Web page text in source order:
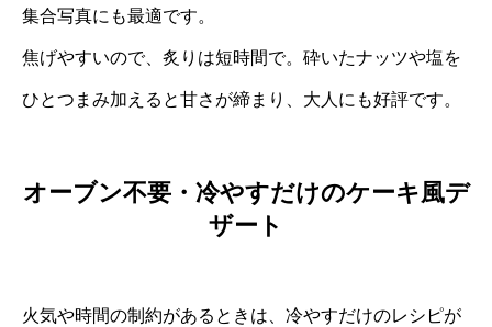
集合写真にも最適です。
焦げやすいので、炙りは短時間で。砕いたナッツや塩を
ひとつまみ加えると甘さが締まり、大人にも好評です。
オーブン不要・冷やすだけのケーキ風デ
ザート
火気や時間の制約があるときは、冷やすだけのレシピが